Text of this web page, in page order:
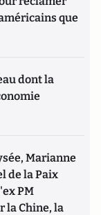
que
dont la
Marianne
de la Paix
PM
la Chine, la